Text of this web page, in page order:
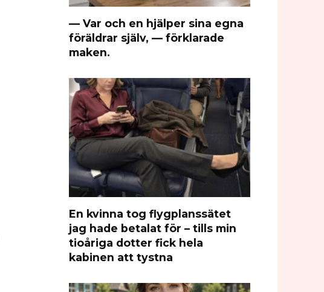
— Var och en hjälper sina egna
föräldrar själv, — förklarade
maken.
En kvinna tog flygplanssätet
jag hade betalat för – tills min
tioåriga dotter fick hela
kabinen att tystna